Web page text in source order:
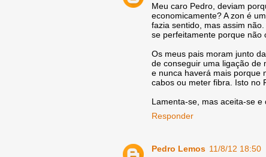
Meu caro Pedro, deviam
economicamente? A zon é
fazia sentido, mas assim
se perfeitamente porque não
Os meus pais moram junto
de conseguir uma ligação de
e nunca haverá mais porque
cabos ou meter fibra. Isto no
Lamenta-se, mas aceita-se e
Responder
Pedro Lemos 11/8/12 18:50